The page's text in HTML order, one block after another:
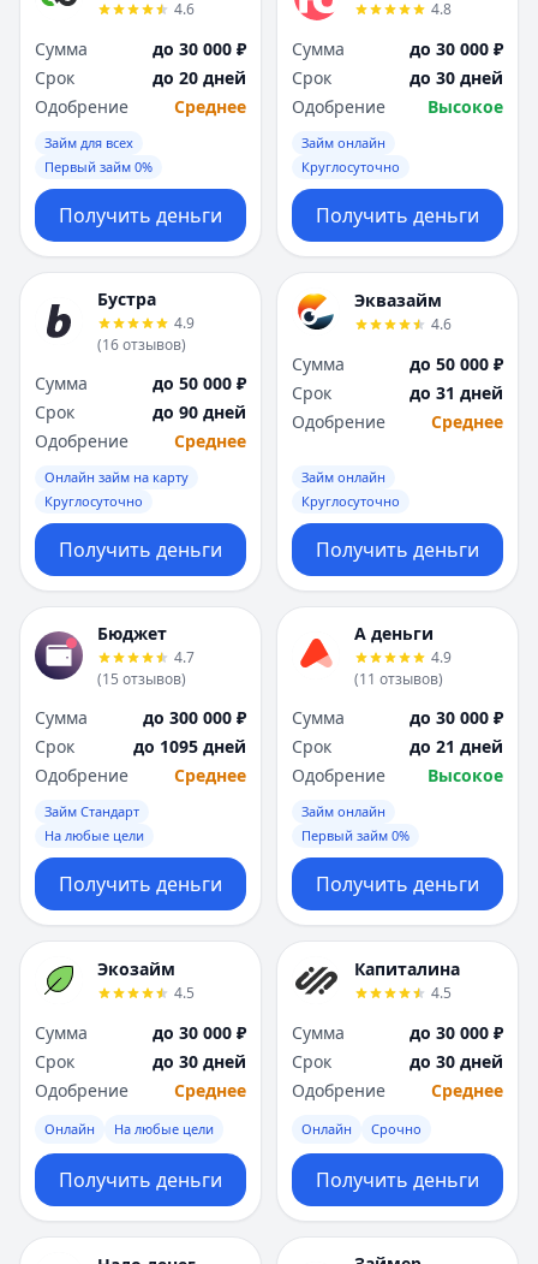
4.6
Сумма
до 30 000 ₽
Срок
до 20 дней
Одобрение
Среднее
Займ для всех
Первый займ 0%
Получить деньги
4.8
Сумма
до 30 000 ₽
Срок
до 30 дней
Одобрение
Высокое
Займ онлайн
Круглосуточно
Получить деньги
Бустра
4.9
(16отзывов)
Сумма
до 50 000 ₽
Срок
до 90 дней
Одобрение
Среднее
Онлайн займ на карту
Круглосуточно
Получить деньги
Эквазайм
4.6
Сумма
до 50 000 ₽
Срок
до 31 дней
Одобрение
Среднее
Займ онлайн
Круглосуточно
Получить деньги
Бюджет
4.7
(15 отзывов)
Сумма
до 300 000 ₽
Срок
до 1095 дней
Одобрение
Среднее
Займ Стандарт
На любые цели
Получить деньги
А деньги
4.9
(11 отзывов)
Сумма
до 30 000 ₽
Срок
до 21 дней
Одобрение
Высокое
Займ онлайн
Первый займ 0%
Получить деньги
Экозайм
4.5
Сумма
до 30 000 ₽
Срок
до 30 дней
Одобрение
Среднее
Онлайн На любые цели
Получить деньги
Капиталина
4.5
Сумма
до 30 000 ₽
Срок
до 30 дней
Одобрение
Среднее
Онлайн Срочно
Получить деньги